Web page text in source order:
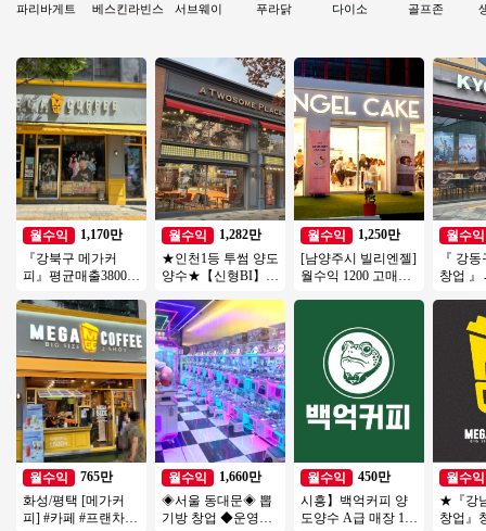
파리바게트 베스킨라빈스 서브웨이 푸라닭 다이소 골프존
월수익
1,170만
『강북구 메가커
피』평균매출3800만
익/초보/여성창업★
월수익
765만
화성/평택 [메가커
피] #카페 #프랜차이
월수익
1,282만
★인천1등 투썸 양도
양수★【신형BI】배
썸 양도양수 창업
월수익
1,660만
◈서울 동대문◈ 뽑
기방 창업 ◆운영쉬
월수익
1,250만
[남양주시 빌리엔젤]
월수익 1200 고매출/
월수익
450만
시흥】백억커피 양
도양수 A급 매장 1억
월수익
『 강
창업
월수익
★『강
창업』